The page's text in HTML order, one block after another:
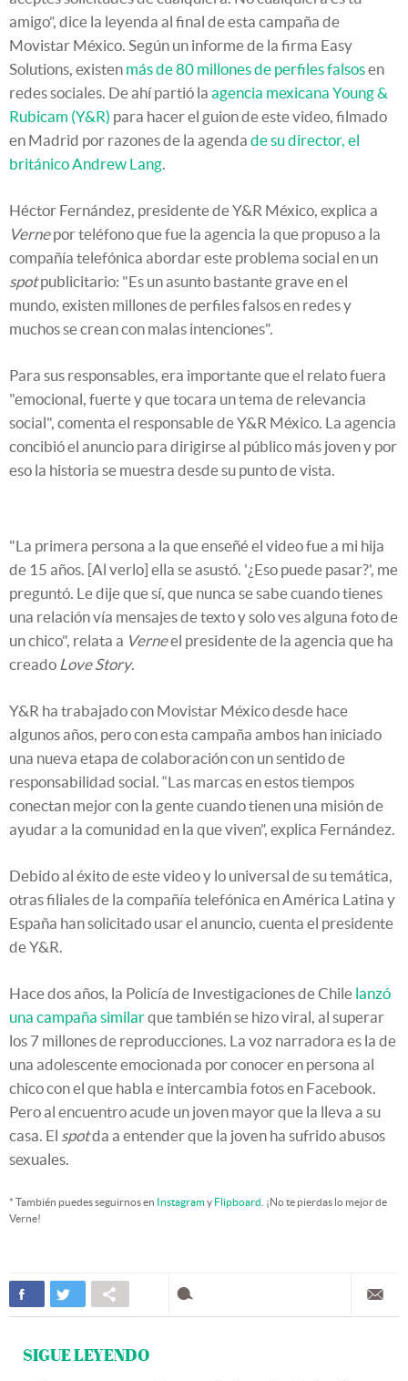
amigo”, dice la leyenda al final de esta campaña de
Movistar México. Según un informe de la firma Easy
Solutions, existen más de 80 millones de perfiles falsosen
redes sociales. De ahí partió la agencia mexicana Young &
Rubicam (Y&R) para hacer el guion de este video, filmado
en Madrid por razones de la agenda de su director, el
británico Andrew Lang.
Héctor Fernández, presidente de Y&R México, explica a
Vernepor teléfono que fue la agencia la que propuso a la
compañía telefónica abordar este problema social en un
spotpublicitario: "Es un asunto bastante grave en el
mundo, existen millones de perfiles falsos en redes y
muchos se crean con malas intenciones".
Para sus responsables, era importante que el relato fuera
"emocional, fuerte y que tocara un tema de relevancia
social", comenta el responsable de Y&R México. La agencia
concibió el anuncio para dirigirse al público más joven y por
eso la historia se muestra desde su punto de vista.
"La primera persona a la que enseñé el video fue a mi hija
de 15 años. [Al verlo] ella se asustó. '¿Eso puede pasar?', me
preguntó. Le dije que sí, que nunca se sabe cuando tienes
una relación vía mensajes de texto y solo ves alguna foto de
un chico", relata a Verneel presidente de la agencia que ha
creado Love Story.
Y&R ha trabajado con Movistar México desde hace
algunos años, pero con esta campaña ambos han iniciado
una nueva etapa de colaboración con un sentido de
responsabilidad social. “Las marcas en estos tiempos
conectan mejor con la gente cuando tienen una misión de
ayudar a la comunidad en la que viven”, explica Fernández.
Debido al éxito de este video y lo universal de su temática,
otras filiales de la compañía telefónica en América Latina y
España han solicitado usar el anuncio, cuenta el presidente
de Y&R.
Hace dos años, la Policía de Investigaciones de Chile lanzó
una campaña similarque también se hizo viral, al superar
los 7 millones de reproducciones. La voz narradora es la de
una adolescente emocionada por conocer en persona al
chico con el que habla e intercambia fotos en Facebook.
Pero al encuentro acude un joven mayor que la lleva a su
casa. El spotda a entender que la joven ha sufrido abusos
sexuales.
* También puedes seguirnos en Instagramy Flipboard . ¡No te pierdas lo mejor de
Verne!
SIGUE LEYENDO